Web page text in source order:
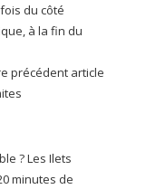
du côté
à la fin du
précédent article
? Les Ilets
minutes de